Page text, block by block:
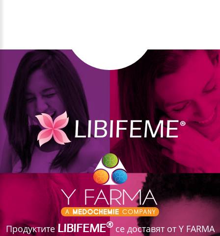
ПродуктитеLIBIFEME®се доставят от Y FARMA